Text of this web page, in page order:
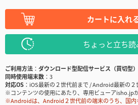
カートに入れ
ちょっと立ち読
ご利用方法
ダウンロード型配信サービス（買切型）
同時使用端末数
3
対応OS
iOS最新の２世代前まで / Android最新の２
※コンテンツの使用にあたり、専用ビューアisho.jp
※Androidは、Android２世代前の端末のうち、国内